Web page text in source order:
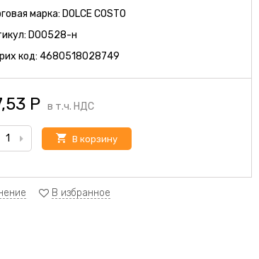
марка: DOLCE COSTO
D00528-н
код:4680518028749
Р в т.ч. НДС
В корзину
В избранное